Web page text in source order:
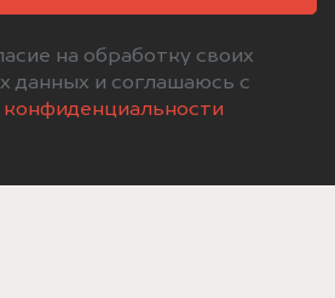
на обработку своих
данных и соглашаюсь с
конфиденциальности